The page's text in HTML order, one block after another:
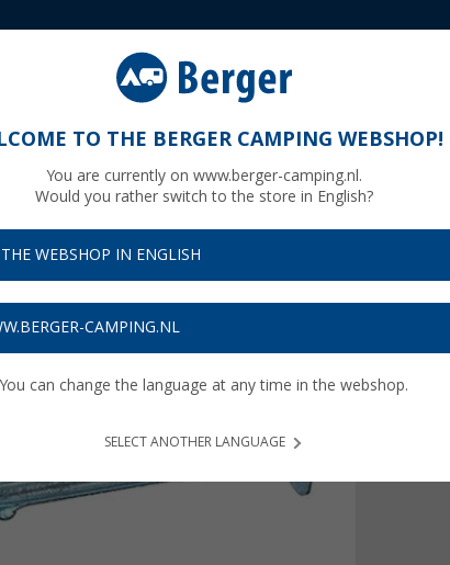
Brger Mammut tentharing 2-pak
€
Lengte
TO THE BERGER CAMPING WEBSHOP!
You are currently on www.berger-camping.nl.
Would you rather switch to the store in English?
WEBSHOP IN ENGLISH
CAMPING.NL
You can change the language at any time in the webshop.
SELECT ANOTHER LANGUAGE